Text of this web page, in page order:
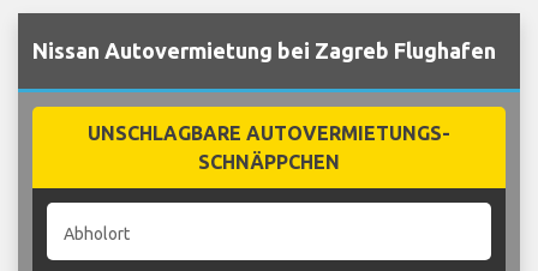
Nissan Autovermietung bei Zagreb Flughafen
UNSCHLAGBARE AUTOVERMIETUNGS-
SCHNÄPPCHEN
Abholort